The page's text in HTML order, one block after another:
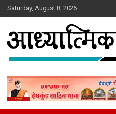
Skip
to
Saturday, August 8, 2026
Aadhyatmika